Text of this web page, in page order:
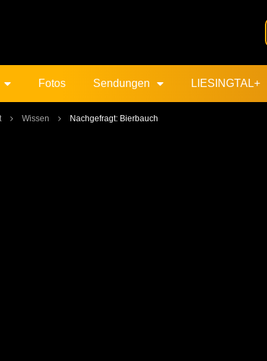
Fotos Sendungen LIESINGTAL+
Wissen Nachgefragt: Bierbauch